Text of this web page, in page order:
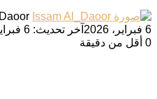
6 فبراير، 2026
آخر تحديث: 6 فبراير، 2026
0 أقل من دقيقة